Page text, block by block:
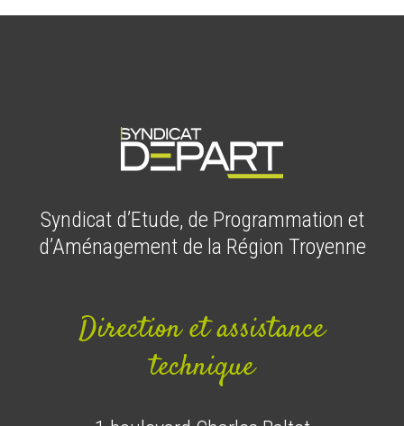
Syndicat d’Etude, de Programmation et
d’Aménagement de la Région Troyenne
Direction et assistance
technique